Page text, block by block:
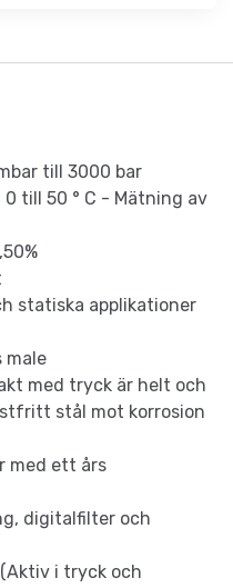
till 3000 bar
till 50 ° C - Mätning av
statiska applikationer
male
med tryck är helt och
stål mot korrosion
med ett års
digitalfilter och
i tryck och